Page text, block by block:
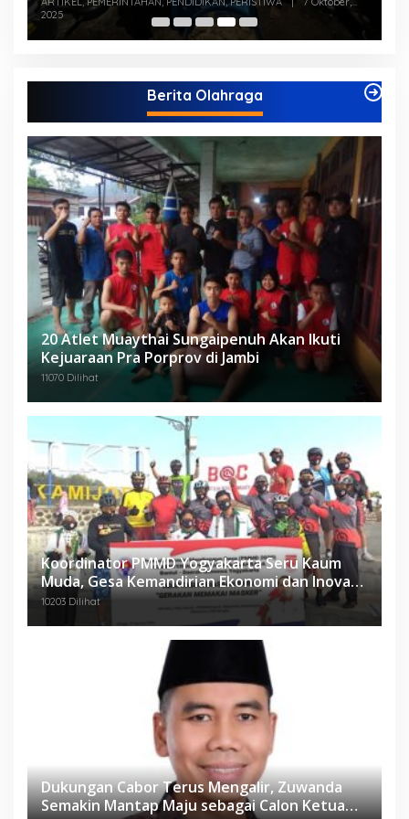
2025
Berita Olahraga
20 Atlet Muaythai Sungaipenuh Akan Ikuti
Kejuaraan Pra Porprov di Jambi
11070 Dilihat
Koordinator PMMD Yogyakarta Seru Kaum
Muda, Gesa Kemandirian Ekonomi dan Inovasi
Desa
10203 Dilihat
Dukungan Cabor Terus Mengalir, Zuwanda
Semakin Mantap Maju sebagai Calon Ketua